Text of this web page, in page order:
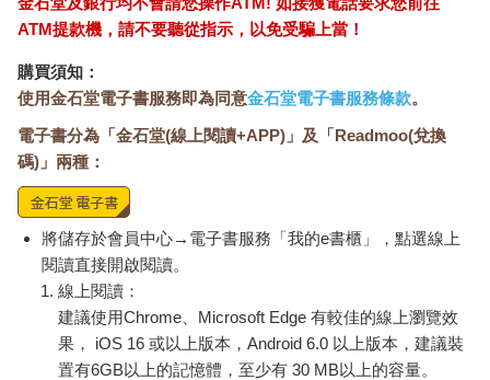
ATM提款機，請不要聽從指示，以免受騙上當！
購買須知：
使用金石堂電子書服務即為同意金石堂電子書服務條款。
電子書分為「金石堂(線上閱讀+APP)」及「Readmoo(兌換
碼)」兩種：
將儲存於會員中心→電子書服務「我的e書櫃」，點選線上
閱讀直接開啟閱讀。
線上閱讀：
建議使用Chrome、Microsoft Edge 有較佳的線上瀏覽效
果， iOS 16 或以上版本，Android 6.0 以上版本，建議裝
置有6GB以上的記憶體，至少有 30 MB以上的容量。